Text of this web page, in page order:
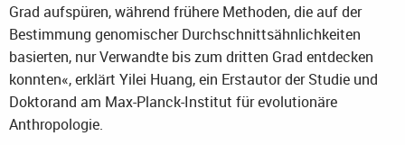
Grad aufspüren, während frühere Methoden, die auf der
Bestimmung genomischer Durchschnittsähnlichkeiten
basierten, nur Verwandte bis zum dritten Grad entdecken
konnten«, erklärt Yilei Huang, ein Erstautor der Studie und
Doktorand am Max-Planck-Institut für evolutionäre
Anthropologie.